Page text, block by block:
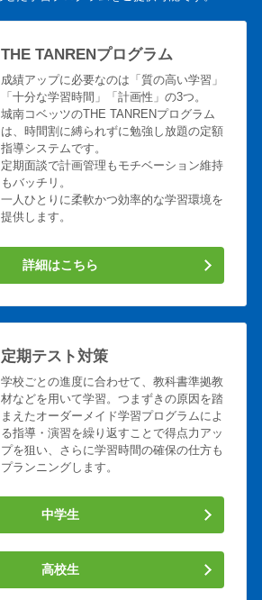
THE TANRENプログラム
成績アップに必要なのは「質の高い学習」
「十分な学習時間」「計画性」の3つ。
城南コベッツのTHE TANRENプログラム
は、時間割に縛られずに勉強し放題の定額
指導システムです。
定期面談で計画管理もモチベーション維持
もバッチリ。
一人ひとりに柔軟かつ効率的な学習環境を
提供します。
詳細はこちら
定期テスト対策
学校ごとの進度に合わせて、教科書準拠教
材などを用いて学習。つまずきの原因を踏
まえたオーダーメイド学習プログラムによ
る指導・演習を繰り返すことで得点力アッ
プを狙い、さらに学習時間の確保の仕方も
プランニングします。
中学生
高校生